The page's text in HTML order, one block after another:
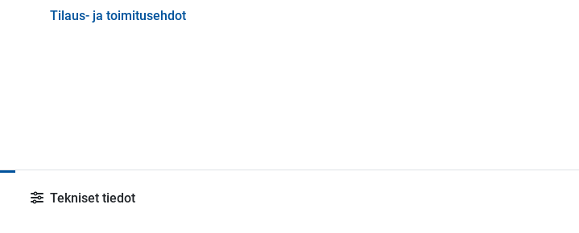
Tilaus- ja toimitusehdot
Tekniset tiedot